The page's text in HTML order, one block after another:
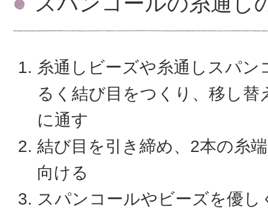
糸通しビーズや糸通しスパン
るく結び目をつくり、移し替
に通す
結び目を引き締め、2本の糸
向ける
スパンコールやビーズを優し